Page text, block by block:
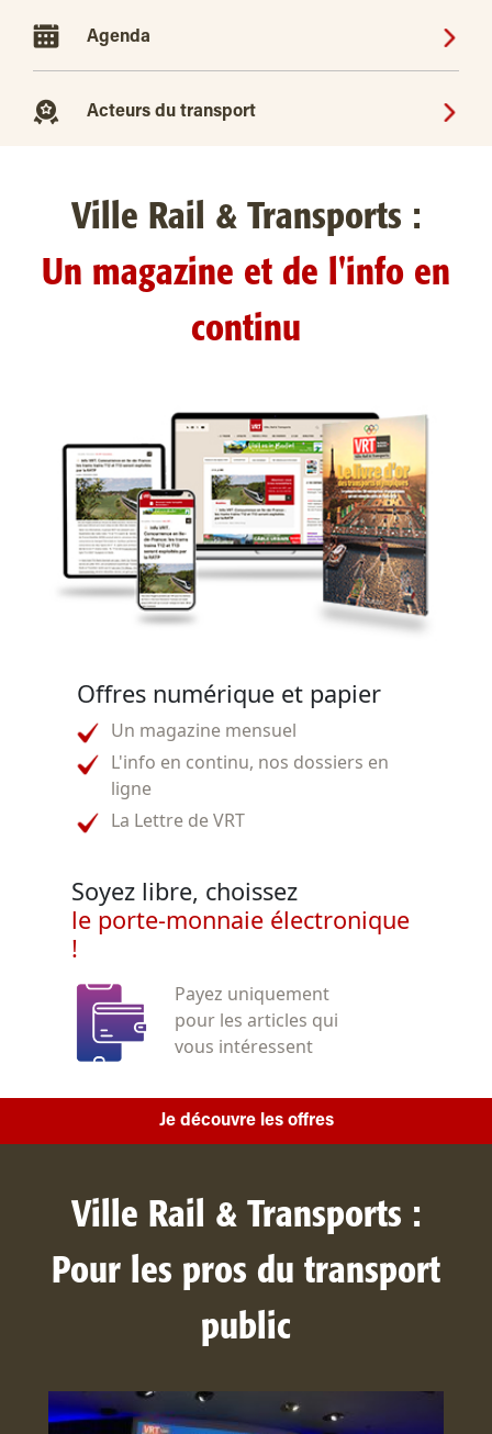
Agenda
Acteurs du transport
Ville Rail & Transports :
Un magazine et de l'info en
continu
Offres numérique et papier
Un magazine mensuel
L'info en continu, nos dossiers en
ligne
La Lettre de VRT
Soyez libre, choissez
le porte-monnaie électronique
!
Payez uniquement
pour les articles qui
vous intéressent
Je découvre les offres
Ville Rail & Transports :
Pour les pros du transport
public